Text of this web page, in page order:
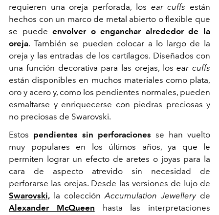
requieren una oreja perforada, los ear cuffs están
hechos con un marco de metal abierto o flexible que
se puedeenvolver o enganchar alrededor de la
oreja. También se pueden colocar a lo largo de la
oreja y las entradas de los cartílagos. Diseñados con
una función decorativa para las orejas, losear cuffs
están disponibles en muchos materiales como plata,
oro y acero y, como los pendientes normales, pueden
esmaltarse y enriquecerse con piedras preciosas y
no preciosas de Swarovski.
Estos pendientes sin perforaciones se han vuelto
muy populares en los últimos años, ya que le
permiten lograr un efecto de aretes o joyas para la
cara de aspecto atrevido sin necesidad de
perforarse las orejas. Desde las versiones de lujo de
Swarovski, la colección Accumulation Jewelleryde
Alexander McQueen hasta las interpretaciones